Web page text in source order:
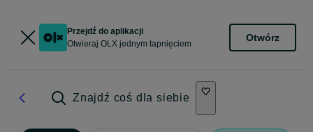
Przejdź do aplikacji
Otwieraj OLX jednym tapnięciem
Otwórz
Znajdź coś dla siebie